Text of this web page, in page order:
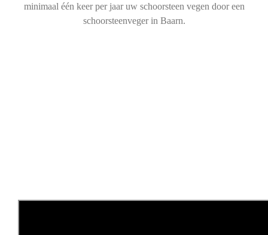
minimaal één keer per jaar uw schoorsteen vegen door een
schoorsteenveger in Baarn.